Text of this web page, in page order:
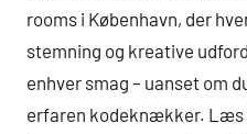
rooms i København, der
stemning og kreative
enhver smag – uanset om
erfaren kodeknækker. Læs